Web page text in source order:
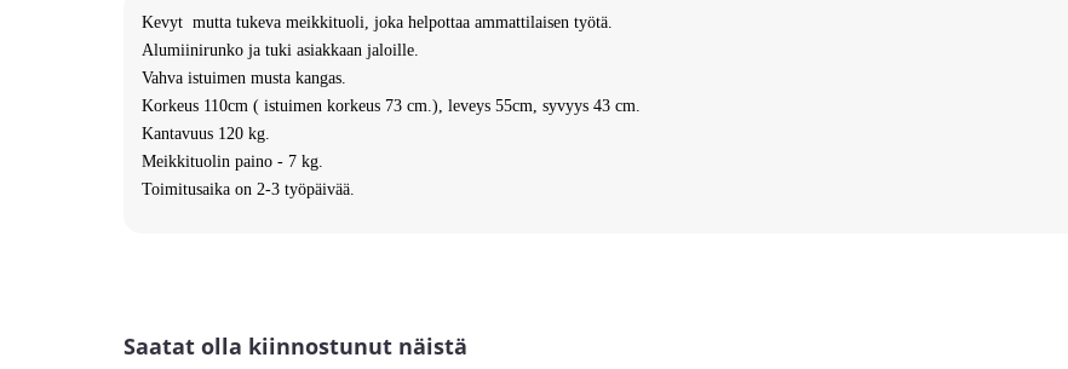
Kevyt mutta tukeva meikkituoli, joka helpottaa ammattilaisen työtä.
Alumiinirunko ja tuki asiakkaan jaloille.
Vahva istuimen musta kangas.
Korkeus 110cm ( istuimen korkeus 73 cm.), leveys 55cm, syvyys 43 cm.
Kantavuus 120 kg.
Meikkituolin paino - 7 kg.
Toimitusaika on 2-3 työpäivää.
Saatat olla kiinnostunut näistä